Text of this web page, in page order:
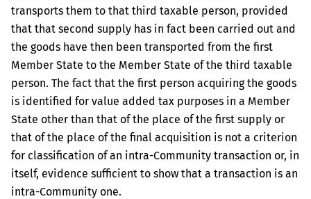
transports them to that third taxable person, provided
that that second supply has in fact been carried out and
the goods have then been transported from the first
Member State to the Member State of the third taxable
person. The fact that the first person acquiring the goods
is identified for value added tax purposes in a Member
State other than that of the place of the first supply or
that of the place of the final acquisition is not a criterion
for classification of an intra-Community transaction or, in
itself, evidence sufficient to show that a transaction is an
intra-Community one.